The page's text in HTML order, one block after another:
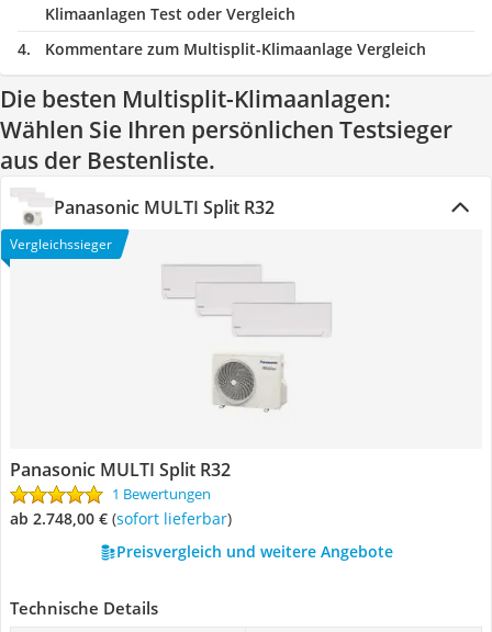
Klimaanlagen Test oder Vergleich
Kommentare zum Multisplit-Klimaanlage Vergleich
Die besten Multisplit-Klimaanlagen:
Wählen Sie Ihren persönlichen Testsieger
aus der Bestenliste.
Panasonic MULTI Split R32
Vergleichssieger
Panasonic MULTI Split R32
1 Bewertungen
ab 2.748,00 € ( Sofort lieferbar)
Preisvergleich und weitere Angebote
Technische Details